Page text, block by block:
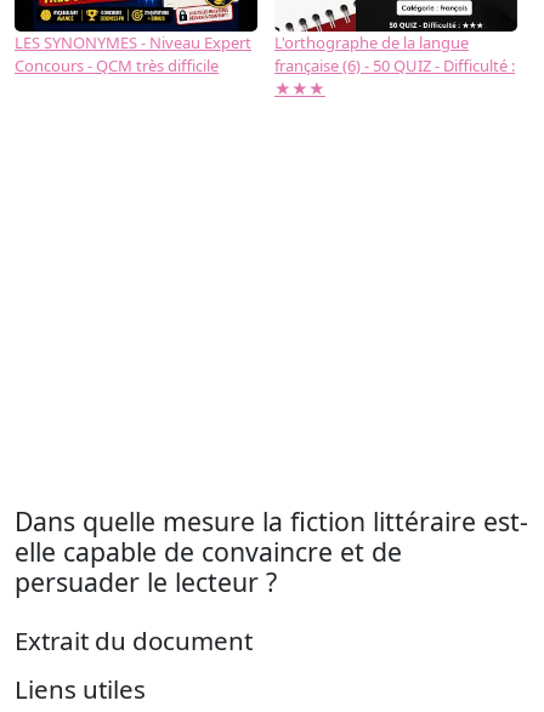
LES SYNONYMES - Niveau Expert
Concours - QCM très difficile
L'orthographe de la langue
française (6) - 50 QUIZ - Difficulté :
★★★
Dans quelle mesure la fiction littéraire est-
elle capable de convaincre et de
persuader le lecteur ?
Extrait du document
Liens utiles